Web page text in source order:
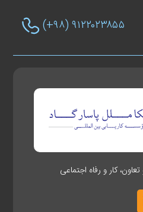
(+۹۸) ۹۱۲۲۰۲۳۸۵۵
کار و رفاه اجتماعی